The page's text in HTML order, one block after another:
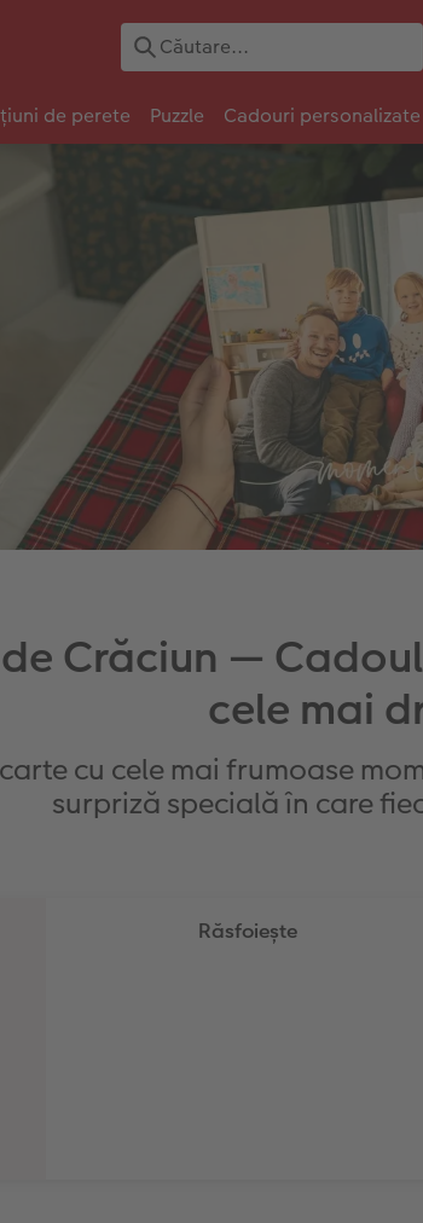
de perete Puzzle Cadouri personalizate
Crăciun —
cele mai
cu cele mai frumoase
surpriză specială în care
Răsfoiește